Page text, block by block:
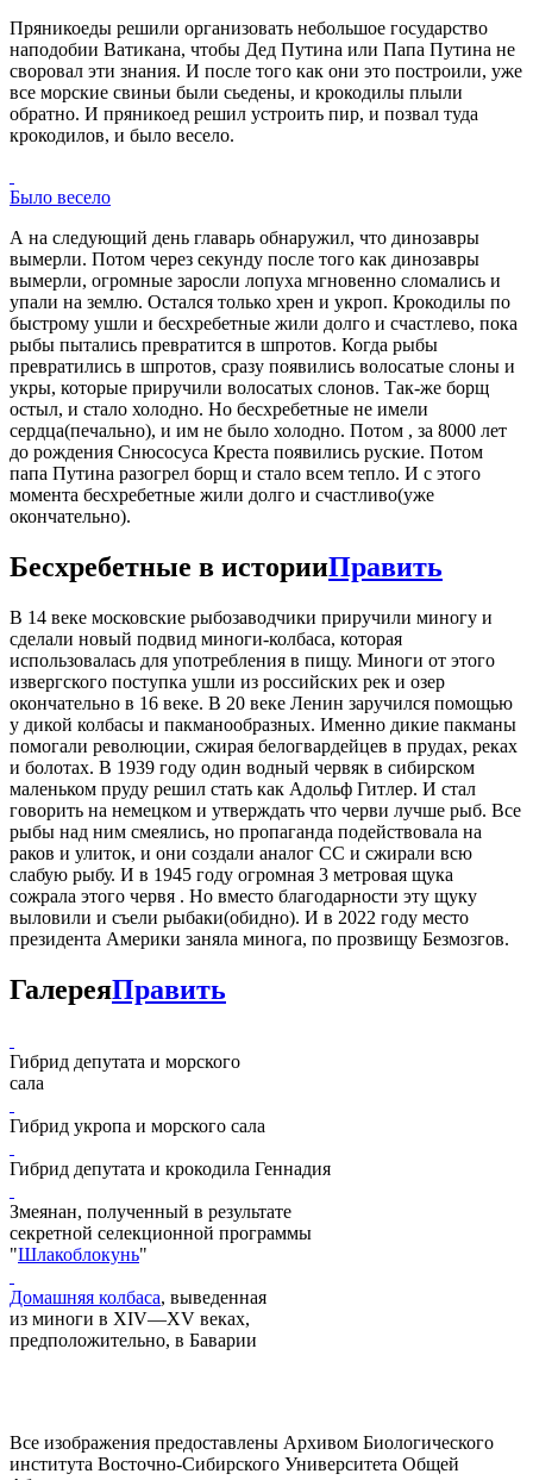
Пряникоеды решили организовать небольшое государство
наподобии Ватикана, чтобы Дед Путина или Папа Путина не
своровал эти знания. И после того как они это построили, уже
все морские свиньи были сьедены, и крокодилы плыли
обратно. И пряникоед решил устроить пир, и позвал туда
крокодилов, и было весело.
Было весело
А на следующий день главарь обнаружил, что динозавры
вымерли. Потом через секунду после того как динозавры
вымерли, огромные заросли лопуха мгновенно сломались и
упали на землю. Остался только хрен и укроп. Крокодилы по
быстрому ушли и бесхребетные жили долго и счастлево, пока
рыбы пытались превратится в шпротов. Когда рыбы
превратились в шпротов, сразу появились волосатые слоны и
укры, которые приручили волосатых слонов. Так-же борщ
остыл, и стало холодно. Но бесхребетные не имели
сердца(печально), и им не было холодно. Потом , за 8000 лет
до рождения Снюсосуса Креста появились руские. Потом
папа Путина разогрел борщ и стало всем тепло. И с этого
момента бесхребетные жили долго и счастливо(уже
окончательно).
Бесхребетные в историиПравить
В 14 веке московские рыбозаводчики приручили миногу и
сделали новый подвид миноги-колбаса, которая
использовалась для употребления в пищу. Миноги от этого
извергского поступка ушли из российских рек и озер
окончательно в 16 веке. В 20 веке Ленин заручился помощью
у дикой колбасы и пакманообразных. Именно дикие пакманы
помогали революции, сжирая белогвардейцев в прудах, реках
и болотах. В 1939 году один водный червяк в сибирском
маленьком пруду решил стать как Адольф Гитлер. И стал
говорить на немецком и утверждать что черви лучше рыб. Все
рыбы над ним смеялись, но пропаганда подействовала на
раков и улиток, и они создали аналог СС и сжирали всю
слабую рыбу. И в 1945 году огромная 3 метровая щука
сожрала этого червя . Но вместо благодарности эту щуку
выловили и съели рыбаки(обидно). И в 2022 году место
президента Америки заняла минога, по прозвищу Безмозгов.
ГалереяПравить
Гибрид депутата и морского
сала
Гибрид укропа и морского сала
Гибрид депутата и крокодила Геннадия
Змеянан, полученный в результате
секретной селекционной программы
"Шлакоблокунь"
Домашняя колбаса, выведенная
из миноги в XIV—XV веках,
предположительно, в Баварии
Все изображения предоставлены Архивом Биологического
института Восточно-Сибирского Университета Общей